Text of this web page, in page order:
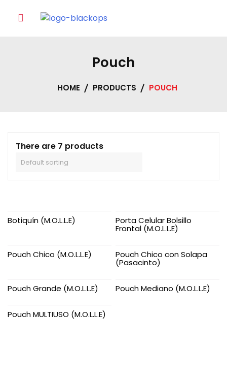
Pouch
HOME PRODUCTS POUCH
There are 7 products
Botiquín (M.O.L.L.E) Porta Celular Bolsillo
Frontal (M.O.L.L.E)
Pouch Chico (M.O.L.L.E) Pouch Chico con Solapa
(Pasacinto)
Pouch Grande (M.O.L.L.E) Pouch Mediano (M.O.L.L.E)
Pouch MULTIUSO (M.O.L.L.E)